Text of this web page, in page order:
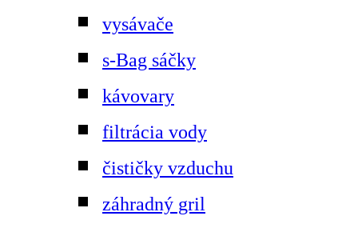
vysávače
s-Bag sáčky
kávovary
filtrácia vody
čističky vzduchu
záhradný gril